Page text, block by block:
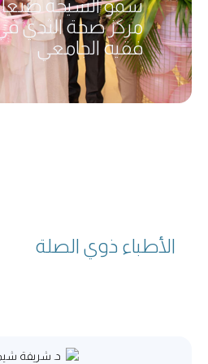
سمو الشيخة صنعا
مركز صحة الثدي
فقيه الجامعي
الأطباء ذوي الصلة